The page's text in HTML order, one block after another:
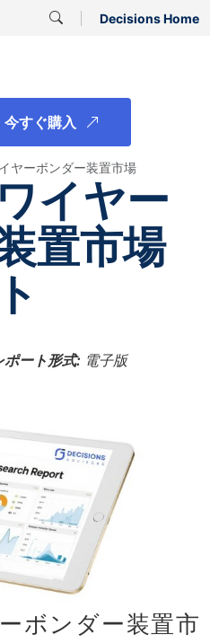
Decisions Home
今すぐ購入
ヤーボンダー装置市場
イヤー
置市場
ポート形式: 電子版
ボンダー装置市